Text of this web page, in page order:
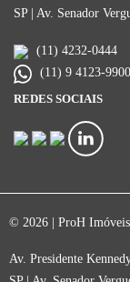
SP | Av. Senador
(11) 4232-0444
(11) 9 4123-9900
REDES SOCIAIS
© 2026 | ProH
Av. Presidente